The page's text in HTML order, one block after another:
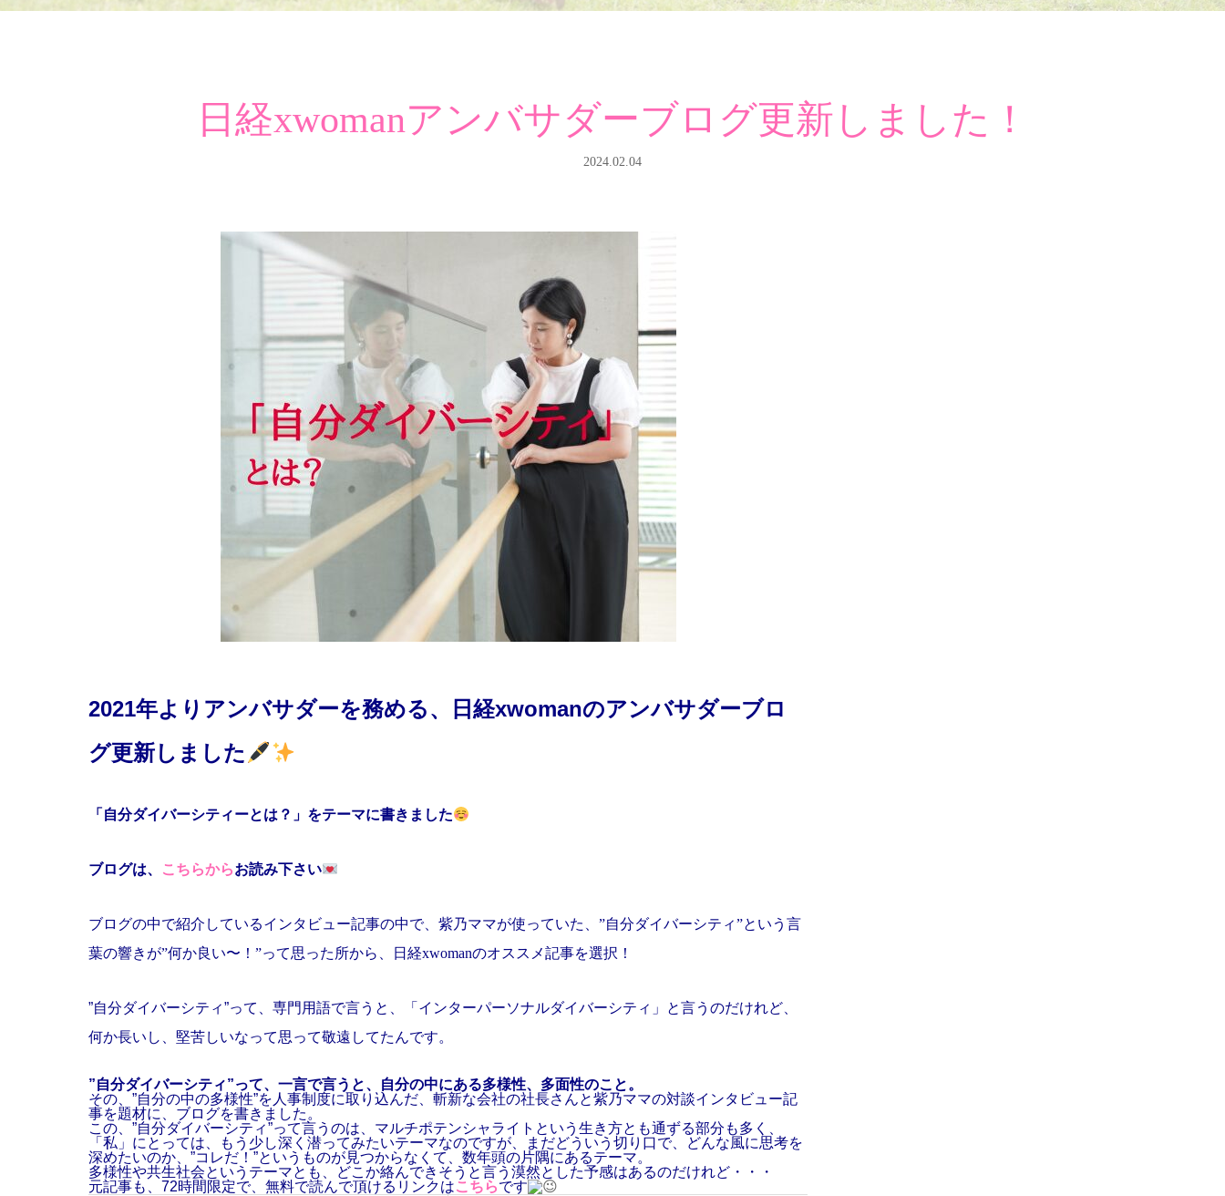
日経xwomanアンバサダーブログ更新しました！
2024.02.04
2021年よりアンバサダーを務める、日経xwomanのアンバサダーブロ
グ更新しました
「自分ダイバーシティーとは？」をテーマに書きました
ブログは、 こちらからお読み下さい
ブログの中で紹介しているインタビュー記事の中で、紫乃ママが使っていた、”自分ダイバーシティ”という言
葉の響きが”何か良い〜！”って思った所から、日経xwomanのオススメ記事を選択！
”自分ダイバーシティ”って、専門用語で言うと、「インターパーソナルダイバーシティ」と言うのだけれど、
何か長いし、堅苦しいなって思って敬遠してたんです。
”自分ダイバーシティ”って、一言で言うと、自分の中にある多様性、多面性のこと。
その、”自分の中の多様性”を人事制度に取り込んだ、斬新な会社の社長さんと紫乃ママの対談インタビュー記
事を題材に、ブログを書きました。
この、”自分ダイバーシティ”って言うのは、マルチポテンシャライトという生き方とも通ずる部分も多く、
「私」にとっては、もう少し深く潜ってみたいテーマなのですが、まだどういう切り口で、どんな風に思考を
深めたいのか、”コレだ！”というものが見つからなくて、数年頭の片隅にあるテーマ。
多様性や共生社会というテーマとも、どこか絡んできそうと言う漠然とした予感はあるのだけれど・・・
元記事も、72時間限定で、無料で読んで頂けるリンクはこちらです